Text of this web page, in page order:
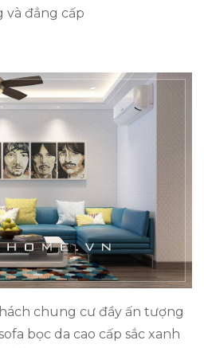
và đẳng cấp
chung cư đầy ấn tượng
bọc da cao cấp sắc xanh